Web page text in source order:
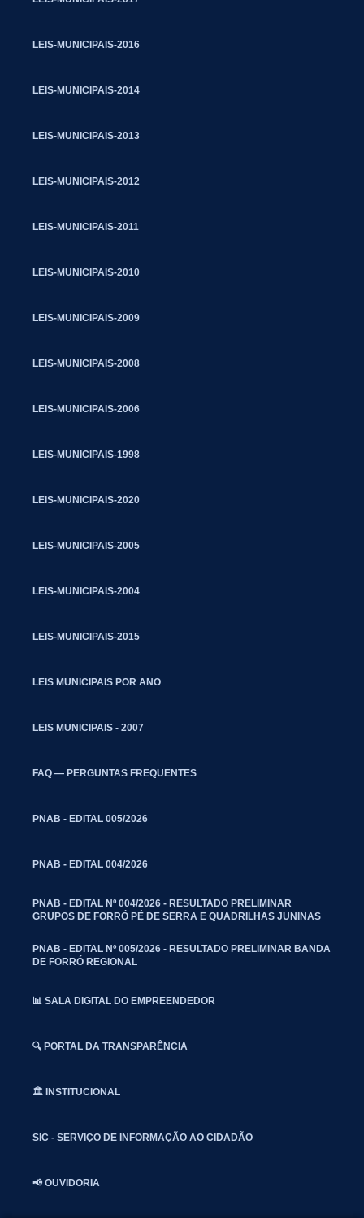
LEIS-MUNICIPAIS-2016
LEIS-MUNICIPAIS-2014
LEIS-MUNICIPAIS-2013
LEIS-MUNICIPAIS-2012
LEIS-MUNICIPAIS-2011
LEIS-MUNICIPAIS-2010
LEIS-MUNICIPAIS-2009
LEIS-MUNICIPAIS-2008
LEIS-MUNICIPAIS-2006
LEIS-MUNICIPAIS-1998
LEIS-MUNICIPAIS-2020
LEIS-MUNICIPAIS-2005
LEIS-MUNICIPAIS-2004
LEIS-MUNICIPAIS-2015
LEIS MUNICIPAIS POR ANO
LEIS MUNICIPAIS - 2007
FAQ — PERGUNTAS FREQUENTES
PNAB - EDITAL 005/2026
PNAB - EDITAL 004/2026
PNAB - EDITAL Nº 004/2026 - RESULTADO PRELIMINAR
GRUPOS DE FORRÓ PÉ DE SERRA E QUADRILHAS JUNINAS
PNAB - EDITAL Nº 005/2026 - RESULTADO PRELIMINAR BANDA
DE FORRÓ REGIONAL
📊 SALA DIGITAL DO EMPREENDEDOR
🔍 PORTAL DA TRANSPARÊNCIA
🏛️ INSTITUCIONAL
SIC - SERVIÇO DE INFORMAÇÃO AO CIDADÃO
📢 OUVIDORIA